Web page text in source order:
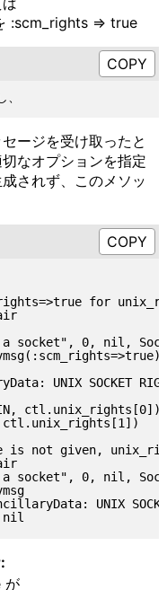
:scm_rights => true
ージを受け取ったと
なオプションを指定
されず、このメソッ
for
#=>
a socket", 0, nil,
UNIX SOCKET
#=>
ctl.unix_rights[0])
is not given,
a socket", 0, nil,
UNIX
が